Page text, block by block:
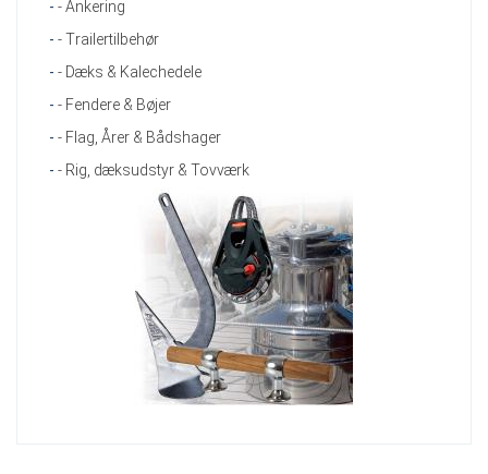
-- Ankering
-- Trailertilbehør
-- Dæks & Kalechedele
-- Fendere & Bøjer
-- Flag, Årer & Bådshager
-- Rig, dæksudstyr & Tovværk